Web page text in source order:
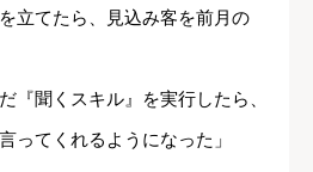
立てたら、見込み客を前月の
『聞くスキル』を実行したら、
ってくれるようになった」